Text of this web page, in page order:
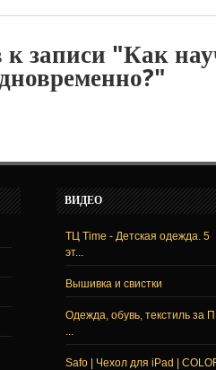
записи "Как
ВИДЕО
ТЦ Time - Детская одежда. 5
эт...
Вышивка и свистки
Одежда, обувь, текстиль за
...
Safo | Чехол для iPad |